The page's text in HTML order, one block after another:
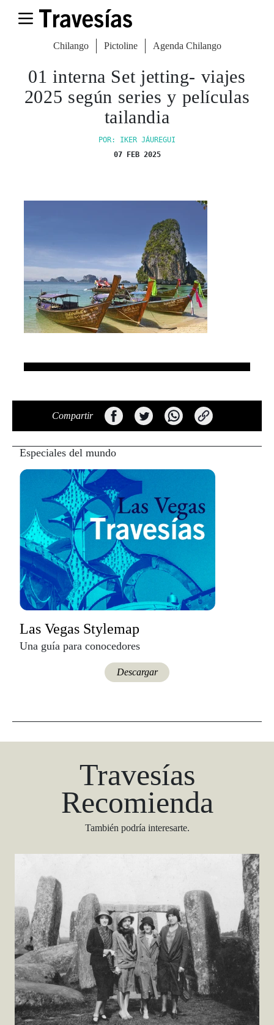
Chilango Pictoline Agenda Chilango
01 interna Set jetting- viajes
2025 según series y películas
tailandia
POR: IKER JÁUREGUI
07 FEB 2025
Compartir
Especiales del mundo
Las Vegas Stylemap
Una guía para conocedores
Descargar
Travesías
Recomienda
También podría interesarte.